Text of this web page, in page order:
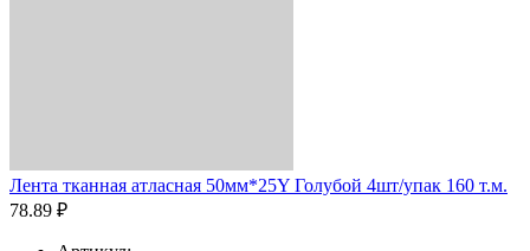
Лента тканная атласная 50мм*25Y Голубой 4шт/упак 160 т.м.
78.89 ₽